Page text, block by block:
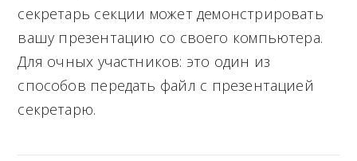
секретарь секции может демонстрировать
вашу презентацию со своего компьютера.
Для очных участников: это один из
способов передать файл с презентацией
секретарю.